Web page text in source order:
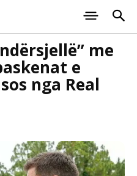
me
e
nga Real